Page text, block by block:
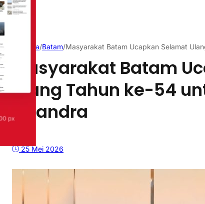
Beranda/Batam/Masyarakat Batam Ucapkan Selamat
Masyarakat Batam
Ulang Tahun ke-54
Chandra
25 Mei 2026